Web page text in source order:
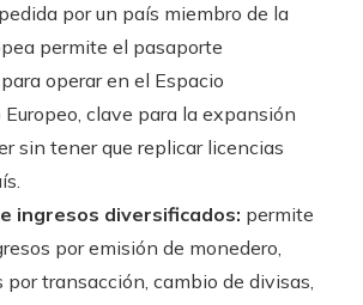
por un país miembro de la
permite el pasaporte
operar en el Espacio
Europeo, clave para la expansión
sin tener que replicar licencias
ingresos diversificados: permite
por emisión de monedero,
por transacción, cambio de divisas,